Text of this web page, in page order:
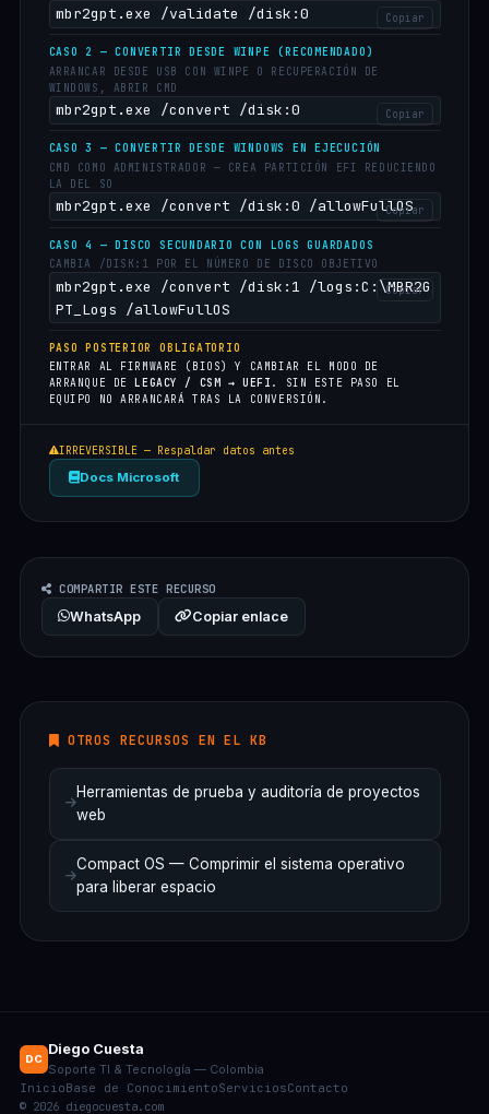
mbr2gpt.exe /validate /disk:0 Copiar
CASO 2 — CONVERTIR DESDE WINPE (RECOMENDADO)
ARRANCAR DESDE USB CON WINPE O RECUPERACIÓN DE
WINDOWS, ABRIR CMD
mbr2gpt.exe /convert /disk:0 Copiar
CASO 3 — CONVERTIR DESDE WINDOWS EN EJECUCIÓN
CMD COMO ADMINISTRADOR — CREA PARTICIÓN EFI REDUCIENDO
LA DEL SO
mbr2gpt.exe /convert /disk:0 /allowFullOS
Copiar
CASO 4 — DISCO SECUNDARIO CON LOGS GUARDADOS
CAMBIA /DISK:1 POR EL NÚMERO DE DISCO OBJETIVO
mbr2gpt.exe /convert /disk:1 /logs:C:\MBR2G
PT_Logs /allowFullOS
Copiar
PASO POSTERIOR OBLIGATORIO
ENTRAR AL FIRMWARE (BIOS) Y CAMBIAR EL MODO DE
ARRANQUE DE
LEGACY / CSM → UEFI . SIN ESTE PASO EL
EQUIPO NO ARRANCARÁ TRAS LA CONVERSIÓN.
IRREVERSIBLE — Respaldar datos antes
Docs Microsoft
COMPARTIR ESTE RECURSO
WhatsApp Copiar enlace
OTROS RECURSOS EN EL KB
Herramientas de prueba y auditoría de proyectos
web
Compact OS — Comprimir el sistema operativo
para liberar espacio
DC
Diego Cuesta
Soporte TI & Tecnología — Colombia
InicioBase de ConocimientoServiciosContacto
© 2026 diegocuesta.com